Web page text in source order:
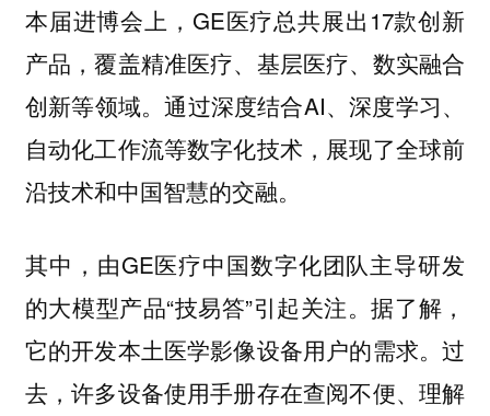
本届进博会上，GE医疗总共展出17款创新
产品，覆盖精准医疗、基层医疗、数实融合
创新等领域。通过深度结合AI、深度学习、
自动化工作流等数字化技术，展现了全球前
沿技术和中国智慧的交融。
其中，由GE医疗中国数字化团队主导研发
的大模型产品“技易答”引起关注。据了解，
它的开发本土医学影像设备用户的需求。过
去，许多设备使用手册存在查阅不便、理解